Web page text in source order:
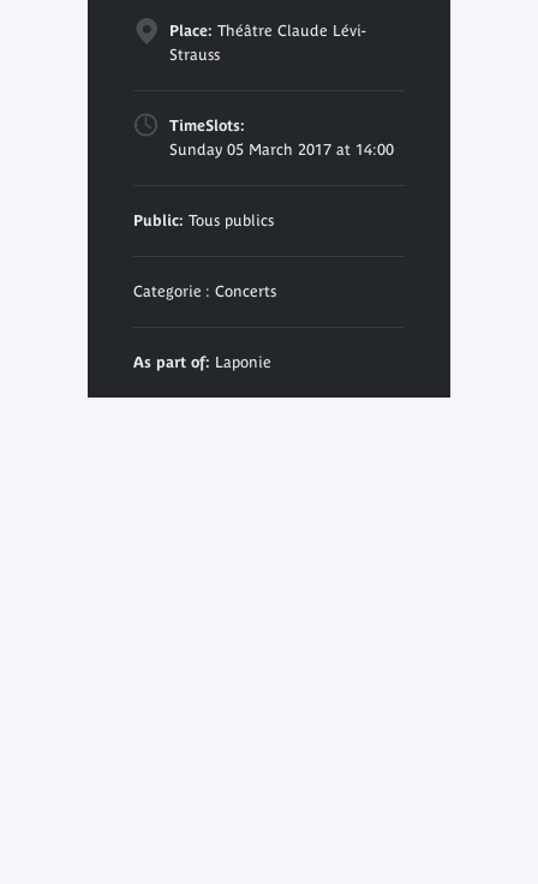
Place: Théâtre Claude Lévi-
Strauss
TimeSlots:
Sunday 05 March 2017 at 14:00
Public: Tous publics
Categorie : Concerts
As part of: Laponie